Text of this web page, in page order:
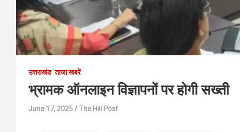
उत्तराखंड ताजा खबरें
भ्रामक ऑनलाइन विज्ञापनों पर होगी सख्ती
June 17, 2025 The Hill Post